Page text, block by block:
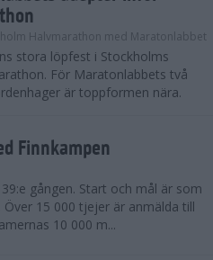
Halvmarathon med Maratonlabbet
stora löpfest i Stockholms
För Maratonlabbets två
är toppformen nära.
Finnkampen
gången. Start och mål är som
15 000 tjejer är anmälda till
10 000 m...